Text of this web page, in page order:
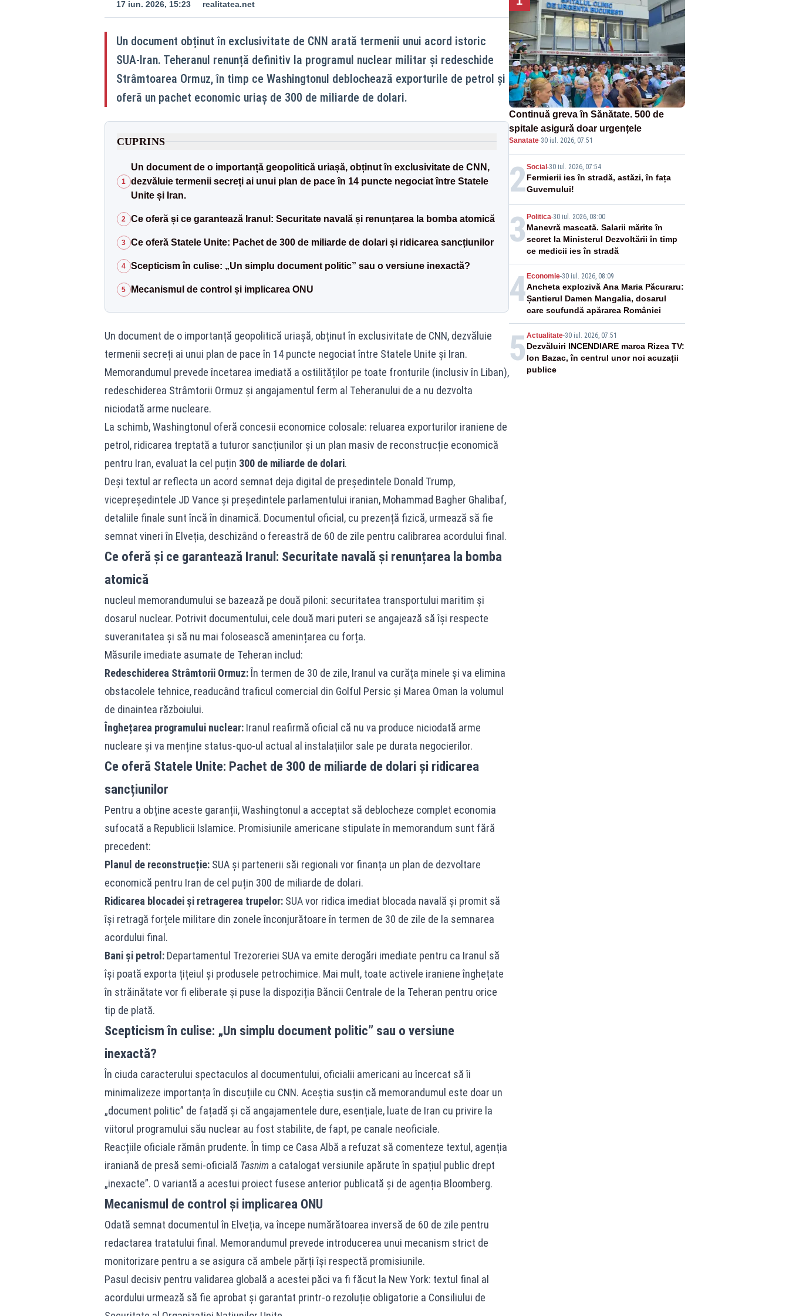
17 iun. 2026, 15:23 realitatea.net
Un document obținut în exclusivitate de CNN arată termenii unui acord istoric
SUA-Iran. Teheranul renunță definitiv la programul nuclear militar și redeschide
Strâmtoarea Ormuz, în timp ce Washingtonul deblochează exporturile de petrol și
oferă un pachet economic uriaș de 300 de miliarde de dolari.
CUPRINS
1
Un document de o importanță geopolitică uriașă, obținut în exclusivitate de CNN,
dezvăluie termenii secreți ai unui plan de pace în 14 puncte negociat între Statele
Unite și Iran.
2 Ce oferă și ce garantează Iranul: Securitate navală și renunțarea la bomba atomică
3 Ce oferă Statele Unite: Pachet de 300 de miliarde de dolari și ridicarea sancțiunilor
4 Scepticism în culise: „Un simplu document politic” sau o versiune inexactă?
5 Mecanismul de control și implicarea ONU
Un document de o importanță geopolitică uriașă, obținut în exclusivitate de CNN, dezvăluie
termenii secreți ai unui plan de pace în 14 puncte negociat între Statele Unite și Iran.
Memorandumul prevede încetarea imediată a ostilităților pe toate fronturile (inclusiv în Liban),
redeschiderea Strâmtorii Ormuz și angajamentul ferm al Teheranului de a nu dezvolta
niciodată arme nucleare.
La schimb, Washingtonul oferă concesii economice colosale: reluarea exporturilor iraniene de
petrol, ridicarea treptată a tuturor sancțiunilor și un plan masiv de reconstrucție economică
pentru Iran, evaluat la cel puțin 300 de miliarde de dolari.
Deși textul ar reflecta un acord semnat deja digital de președintele Donald Trump,
vicepreședintele JD Vance și președintele parlamentului iranian, Mohammad Bagher Ghalibaf,
detaliile finale sunt încă în dinamică. Documentul oficial, cu prezență fizică, urmează să fie
semnat vineri în Elveția, deschizând o fereastră de 60 de zile pentru calibrarea acordului final.
Ce oferă și ce garantează Iranul: Securitate navală și renunțarea la bomba
atomică
nucleul memorandumului se bazează pe două piloni: securitatea transportului maritim și
dosarul nuclear. Potrivit documentului, cele două mari puteri se angajează să își respecte
suveranitatea și să nu mai folosească amenințarea cu forța.
Măsurile imediate asumate de Teheran includ:
Redeschiderea Strâmtorii Ormuz:În termen de 30 de zile, Iranul va curăța minele și va elimina
obstacolele tehnice, readucând traficul comercial din Golful Persic și Marea Oman la volumul
de dinaintea războiului.
Înghețarea programului nuclear:Iranul reafirmă oficial că nu va produce niciodată arme
nucleare și va menține status-quo-ul actual al instalațiilor sale pe durata negocierilor.
Ce oferă Statele Unite: Pachet de 300 de miliarde de dolari și ridicarea
sancțiunilor
Pentru a obține aceste garanții, Washingtonul a acceptat să deblocheze complet economia
sufocată a Republicii Islamice. Promisiunile americane stipulate în memorandum sunt fără
precedent:
Planul de reconstrucție:SUA și partenerii săi regionali vor finanța un plan de dezvoltare
economică pentru Iran de cel puțin 300 de miliarde de dolari.
Ridicarea blocadei și retragerea trupelor:SUA vor ridica imediat blocada navală și promit să
își retragă forțele militare din zonele înconjurătoare în termen de 30 de zile de la semnarea
acordului final.
Bani și petrol:Departamentul Trezoreriei SUA va emite derogări imediate pentru ca Iranul să
își poată exporta țițeiul și produsele petrochimice. Mai mult, toate activele iraniene înghețate
în străinătate vor fi eliberate și puse la dispoziția Băncii Centrale de la Teheran pentru orice
tip de plată.
Scepticism în culise: „Un simplu document politic” sau o versiune
inexactă?
În ciuda caracterului spectaculos al documentului, oficialii americani au încercat să îi
minimalizeze importanța în discuțiile cu CNN. Aceștia susțin că memorandumul este doar un
„document politic” de fațadă și că angajamentele dure, esențiale, luate de Iran cu privire la
viitorul programului său nuclear au fost stabilite, de fapt, pe canale neoficiale.
Reacțiile oficiale rămân prudente. În timp ce Casa Albă a refuzat să comenteze textul, agenția
iraniană de presă semi-oficială Tasnim a catalogat versiunile apărute în spațiul public drept
„inexacte”. O variantă a acestui proiect fusese anterior publicată și de agenția Bloomberg.
Mecanismul de control și implicarea ONU
Odată semnat documentul în Elveția, va începe numărătoarea inversă de 60 de zile pentru
redactarea tratatului final. Memorandumul prevede introducerea unui mecanism strict de
monitorizare pentru a se asigura că ambele părți își respectă promisiunile.
Pasul decisiv pentru validarea globală a acestei păci va fi făcut la New York: textul final al
acordului urmează să fie aprobat și garantat printr-o rezoluție obligatorie a Consiliului de
Continuă greva în Sănătate. 500 de
spitale asigură doar urgențele
Sanatate·30 iul. 2026, 07:51
2Social -30 iul. 2026, 07:54
Fermierii ies în stradă, astăzi, în fața
Guvernului!
3 Politica-30 iul. 2026, 08:00
Manevră mascată. Salarii mărite în
secret la Ministerul Dezvoltării în timp
ce medicii ies în stradă
4 Economie-30 iul. 2026, 08:09
Ancheta explozivă Ana Maria Păcuraru:
Șantierul Damen Mangalia, dosarul
care scufundă apărarea României
5 Actualitate-30 iul. 2026, 07:51
Dezvăluiri INCENDIARE marca Rizea TV:
Ion Bazac, în centrul unor noi acuzații
publice